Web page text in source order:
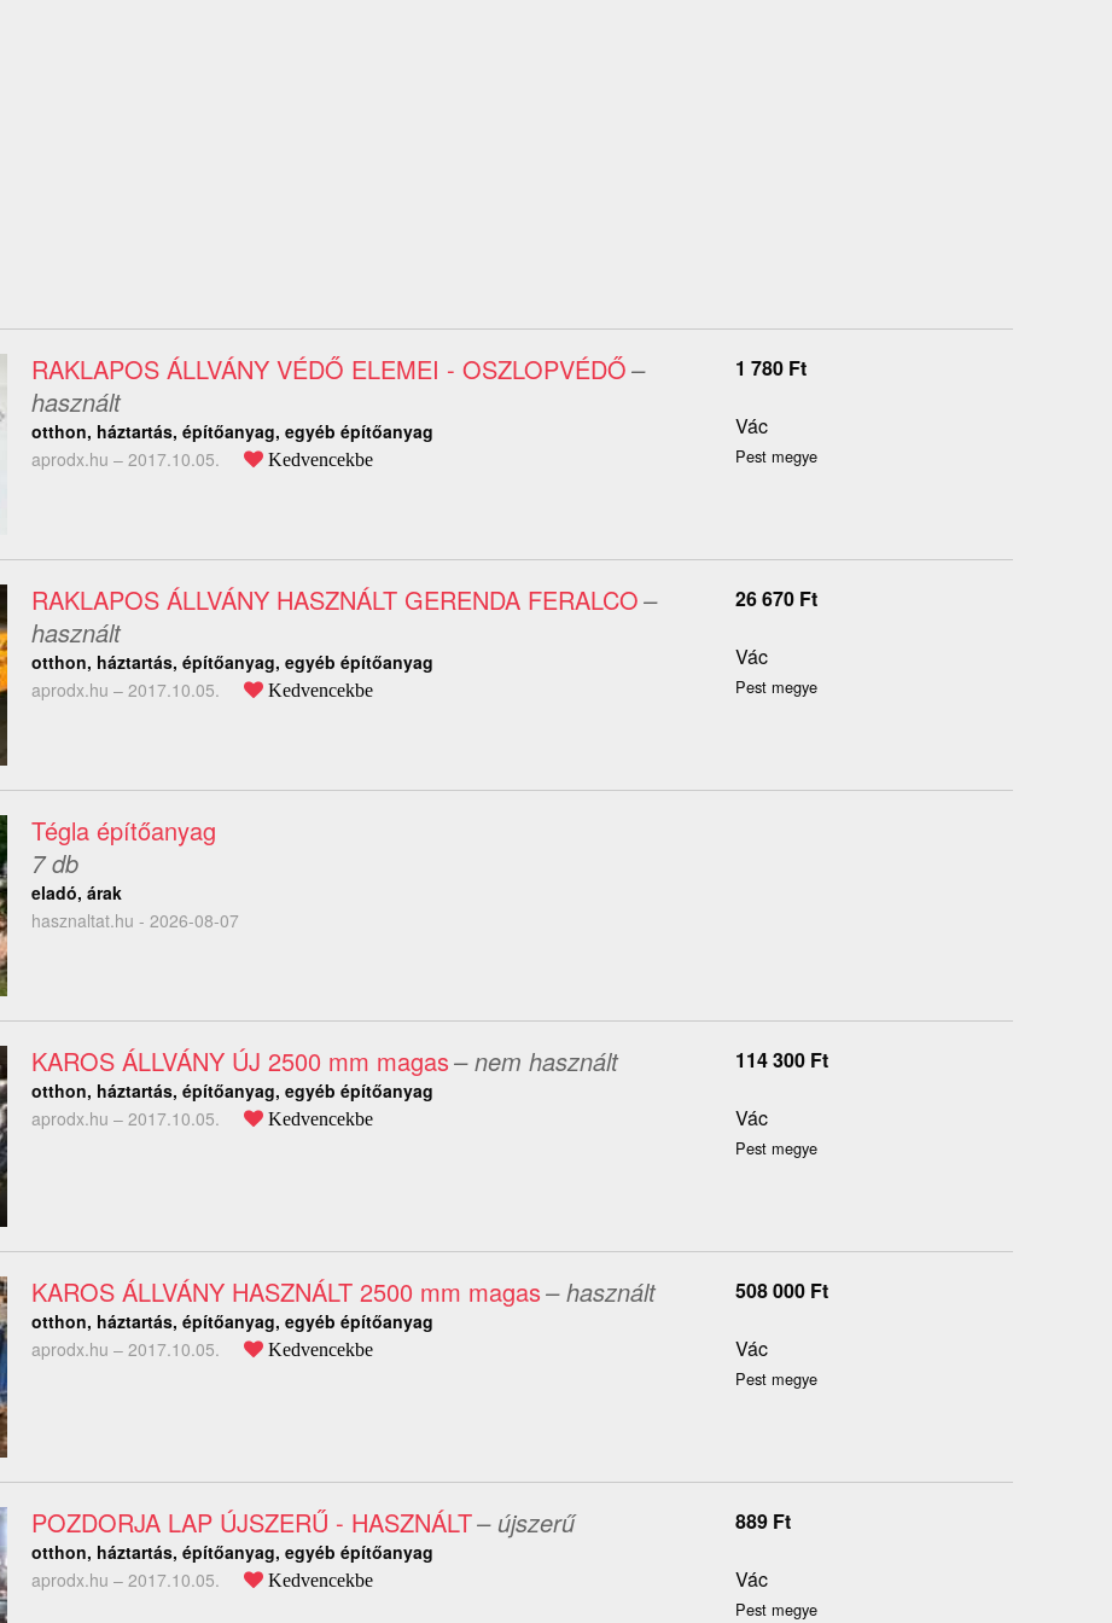
RAKLAPOS ÁLLVÁNY VÉDŐ ELEMEI - OSZLOPVÉDŐ–
használt
otthon, háztartás, építőanyag, egyéb építőanyag
aprodx.hu – 2017.10.05. Kedvencekbe
1 780 Ft
Vác
Pest megye
RAKLAPOS ÁLLVÁNY HASZNÁLT GERENDA FERALCO–
használt
otthon, háztartás, építőanyag, egyéb építőanyag
aprodx.hu – 2017.10.05. Kedvencekbe
26 670 Ft
Vác
Pest megye
Tégla építőanyag
7 db
eladó, árak
hasznaltat.hu - 2026-08-07
KAROS ÁLLVÁNY ÚJ 2500 mm magas– nem használt
otthon, háztartás, építőanyag, egyéb építőanyag
aprodx.hu – 2017.10.05. Kedvencekbe
114 300 Ft
Vác
Pest megye
KAROS ÁLLVÁNY HASZNÁLT 2500 mm magas– használt
otthon, háztartás, építőanyag, egyéb építőanyag
aprodx.hu – 2017.10.05. Kedvencekbe
508 000 Ft
Vác
Pest megye
POZDORJA LAP ÚJSZERŰ - HASZNÁLT– újszerű
otthon, háztartás, építőanyag, egyéb építőanyag
aprodx.hu – 2017.10.05. Kedvencekbe
889 Ft
Vác
Pest megye